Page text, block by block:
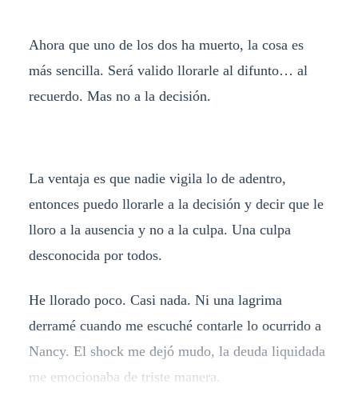
Ahora que uno de los dos ha muerto, la cosa es
más sencilla. Será valido llorarle al difunto… al
recuerdo. Mas no a la decisión.
La ventaja es que nadie vigila lo de adentro,
entonces puedo llorarle a la decisión y decir que le
lloro a la ausencia y no a la culpa. Una culpa
desconocida por todos.
He llorado poco. Casi nada. Ni una lagrima
derramé cuando me escuché contarle lo ocurrido a
Nancy. El shock me dejó mudo, la deuda liquidada
me emocionaba de triste manera.